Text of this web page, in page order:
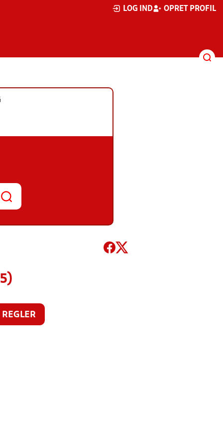
LOG IND OPRET PROFIL
REGLER